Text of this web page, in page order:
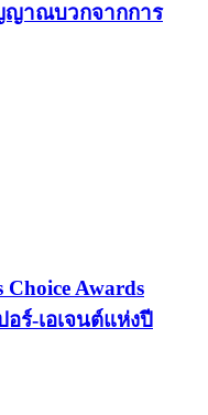
าณบวกจากการ
Awards
อร์-เอเจนต์แห่งปี